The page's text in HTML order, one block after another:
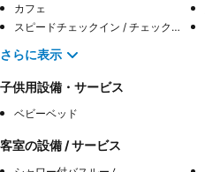
カフェ
スピードチェックイン / チェックアウト
さらに表示
子供用設備・サービス
ベビーベッド
客室の設備 / サービス